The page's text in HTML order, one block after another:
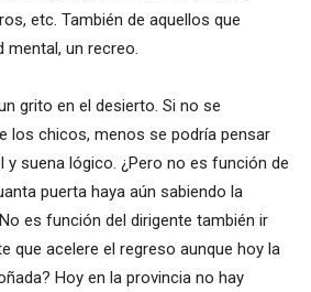
etc. También de aquellos que
mental, un recreo.
grito en el desierto. Si no se
los chicos, menos se podría pensar
y suena lógico. ¿Pero no es función de
puerta haya aún sabiendo la
es función del dirigente también ir
que acelere el regreso aunque hoy la
Hoy en la provincia no hay